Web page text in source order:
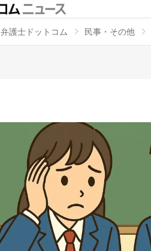
弁護士ドットコム 民事・その他